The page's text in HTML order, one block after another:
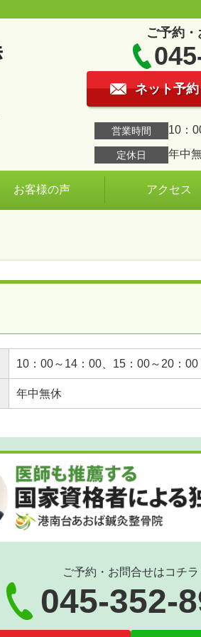
ご予約
ネット予約
営業時間 10：
定休日 年中
お客様の声 アクセス
10：00～14：00、15：00～20：00
年中無休
ご予約・お問合せはコチラ
045-352-